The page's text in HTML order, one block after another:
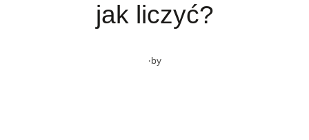
jak liczyć?
·by